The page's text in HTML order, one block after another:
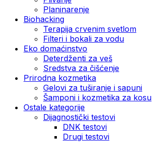
Planinarenje
Biohacking
Terapija crvenim svetlom
Filteri i bokali za vodu
Eko domaćinstvo
Deterdženti za veš
Sredstva za čišćenje
Prirodna kozmetika
Gelovi za tuširanje i sapuni
Šamponi i kozmetika za kosu
Ostale kategorije
Dijagnostički testovi
DNK testovi
Drugi testovi